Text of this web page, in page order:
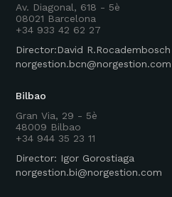
Av. Diagonal, 618 - 5è
08021 Barcelona
+34 933 42 62 27
Director:David R.Rocadembosch
norgestion.bcn@norgestion.com
Bilbao
Gran Via, 29 - 5è
48009 Bilbao
+34 944 35 23 11
Director: Igor Gorostiaga
norgestion.bi@norgestion.com